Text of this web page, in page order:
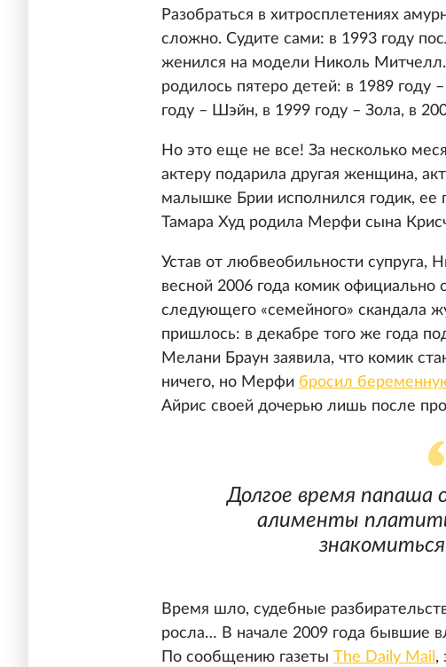
Разобраться в хитросплетениях
сложно. Судите сами: в 1993 году
женился на модели Николь
родилось пятеро детей: в 1989 году
году – Шэйн, в 1999 году – Зола, в
Но это еще не все! За несколько
актеру подарила другая женщина,
малышке Брии исполнился годик, ее
Тамара Худ родила Мерфи сына
Устав от любвеобильности супруга,
весной 2006 года комик
следующего «семейного» скандала
пришлось: в декабре того же года
Мелани Браун заявила, что комик
ничего, но Мерфи бросил
Айрис своей дочерью лишь после
Долгое время папаша
алименты
Время шло, судебные
росла… В начале 2009 года бывшие
По сообщению газеты The Daily Mail ,